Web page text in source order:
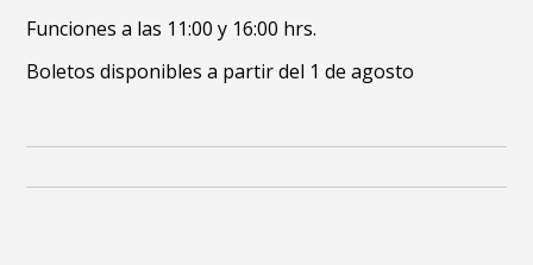
Funciones a las 11:00 y 16:00 hrs.
Boletos disponibles a partir del 1 de agosto